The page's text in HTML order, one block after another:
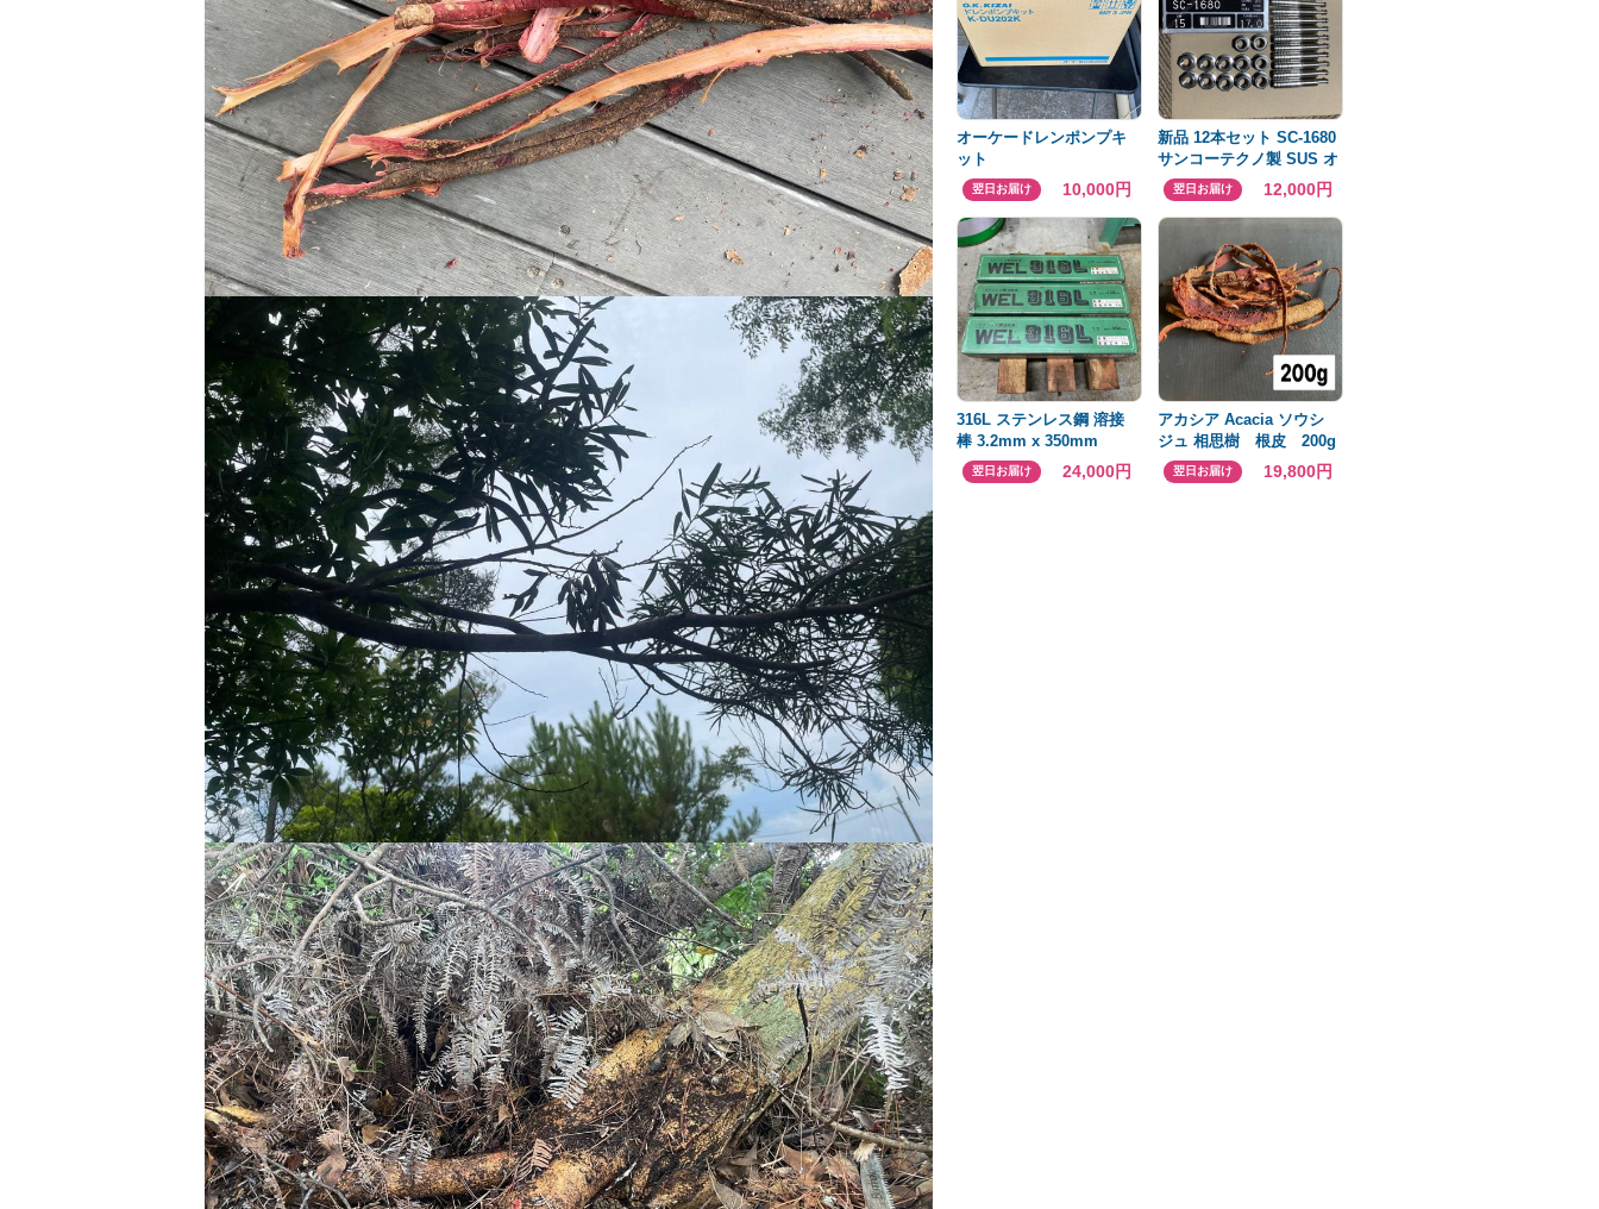
オーケードレンポンプキ
ット
翌日お届け 10,000円
新品 12本セット SC-1680
サンコーテクノ製 SUS オ
ールアンカー
翌日お届け 12,000円
316L ステンレス鋼 溶接
棒 3.2mm x 350mm
翌日お届け 24,000円
アカシア Acacia ソウシ
ジュ 相思樹 根皮 200g
染料
翌日お届け 19,800円